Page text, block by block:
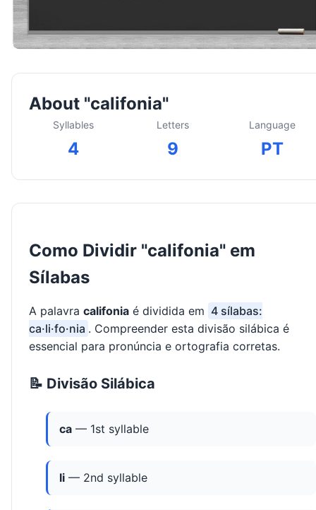
About "califonia"
Syllables
4
Letters
9
Language
PT
Como Dividir "califonia" em
Sílabas
A palavra califonia é dividida em 4 sílabas:
ca·li·fo·nia . Compreender esta divisão silábica é
essencial para pronúncia e ortografia corretas.
📝 Divisão Silábica
ca — 1st syllable
li — 2nd syllable